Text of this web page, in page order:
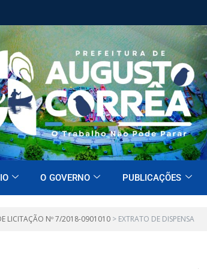
O GOVERNO PUBLICAÇÕES
LICITAÇÃO Nº 7/2018-0901010 > EXTRATO DE DISPENSA